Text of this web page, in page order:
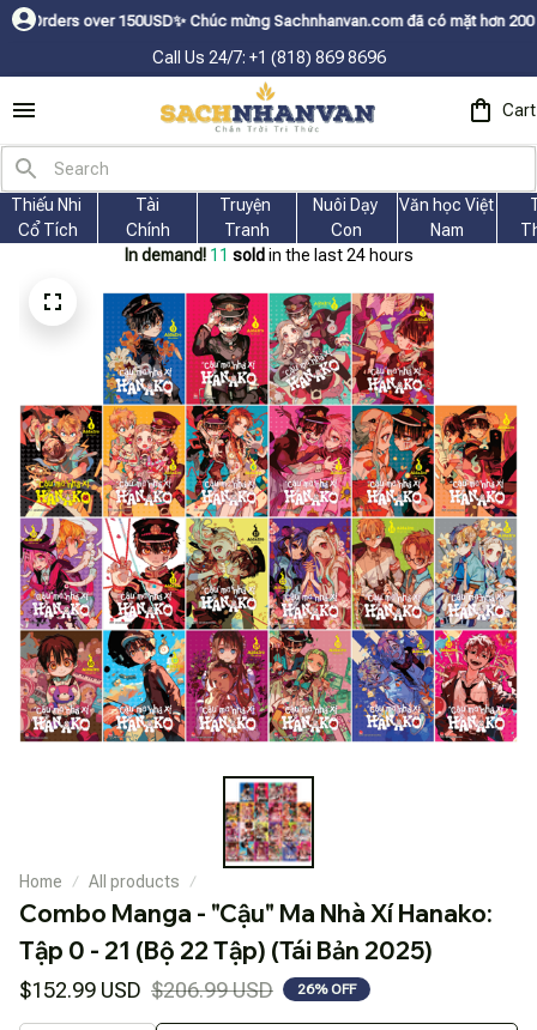
ㅤ✨Chúc mừng Sachnhanvan.com đã có mặt hơn 200 quốc gia như
Call Us 24/7: +1 (818) 869 8696
Cart
Thiếu Nhi
Cổ Tích
Tài
Chính
Truyện
Tranh
Nuôi Dạy
Con
Văn học Việt
Nam
In demand! 13 sold in the last 24 hours
Home All products
Combo Manga - "Cậu" Ma Nhà Xí Hanako:
Tập 0 - 21 (Bộ 22 Tập) (Tái Bản 2025)
$152.99 USD $206.99 USD 26% OFF